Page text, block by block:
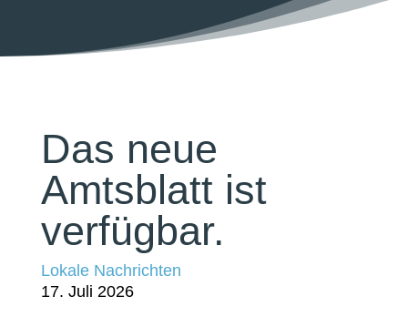
Das neue
Amtsblatt ist
verfügbar.
Lokale Nachrichten
17. Juli 2026